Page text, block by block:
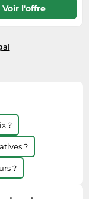
Voir l'offre
?
?
?